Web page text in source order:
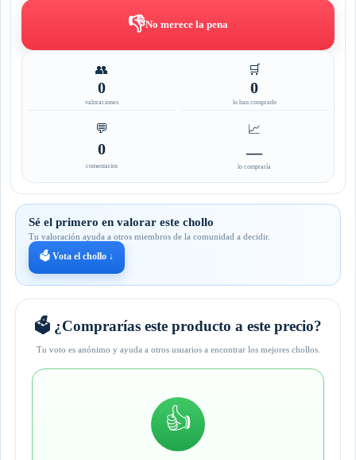
👎No merece la pena
👥
0
valoraciones
🛒
0
lo han comprado
💬
0
comentarios
📈
—
lo compraría
Sé el primero en valorar este chollo
Tu valoración ayuda a otros miembros de la comunidad a decidir.
🗳️ Vota el chollo ↓
🗳️ ¿Comprarías este producto a este precio?
Tu voto es anónimo y ayuda a otros usuarios a encontrar los mejores chollos.
👍